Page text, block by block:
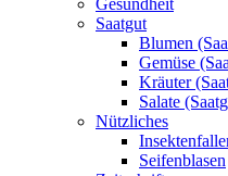
Gesundheit
Saatgut
Blumen
Gemüse
Kräuter
Salate
Nützliches
Seifenblasen